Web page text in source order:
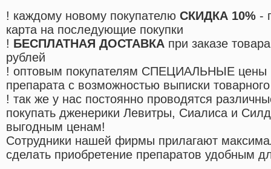
! каждому новому покупателю СКИДКА 10% -
карта на последующие покупки
! БЕСПЛАТНАЯ ДОСТАВКА при заказе
рублей
! оптовым покупателям СПЕЦИАЛЬНЫЕ цены
препарата с возможностью выписки
! так же у нас постоянно проводятся
покупать дженерики Левитры, Сиалиса и
выгодным ценам!
Cотрудники нашей фирмы прилагают
сделать приобретение препаратов удобным